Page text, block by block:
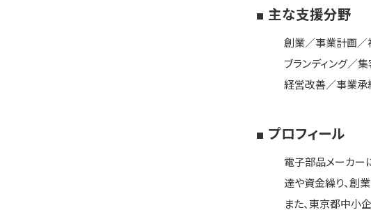
■ 主な支援分野
創業／事業計画／
ブランディング／
経営改善／事業承
■ プロフィール
電子部品メーカー
達や資金繰り、創
また、東京都中小